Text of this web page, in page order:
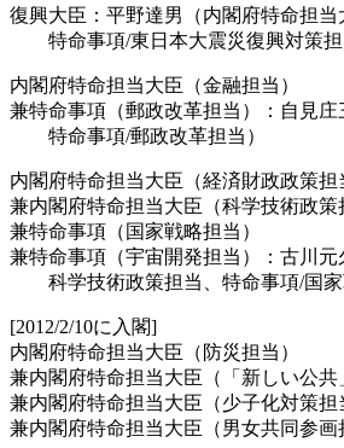
復興大臣：平野達男（内閣府特命担当
特命事項/東日本大震災復興対策担
内閣府特命担当大臣（金融担当）
兼特命事項（郵政改革担当）：自見庄
特命事項/郵政改革担当）
内閣府特命担当大臣（経済財政政策担
兼内閣府特命担当大臣（科学技術政策
兼特命事項（国家戦略担当）
兼特命事項（宇宙開発担当）：古川
科学技術政策担当、特命事項/国家
[2012/2/10に入閣]
内閣府特命担当大臣（防災担当）
兼内閣府特命担当大臣（「新しい公共
兼内閣府特命担当大臣（少子化対策担
兼内閣府特命担当大臣（男女共同参画